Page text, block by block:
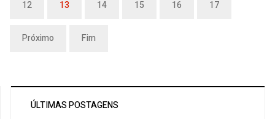
12 13 14 15 16 17
Próximo Fim
ÚLTIMAS POSTAGENS